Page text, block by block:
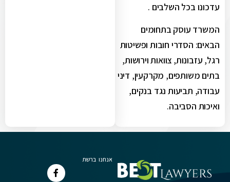
עדכונו בכל השלבים .
המשרד עוסק בתחומים
הבאים: הסדרי חובות ופשיטות
רגל, עזבונות, צוואות וירושות,
בתים משותפים, מקרקעין, דיני
עבודה, תביעות נגד בנקים,
ואיכות הסביבה.
אנחנו ברשת